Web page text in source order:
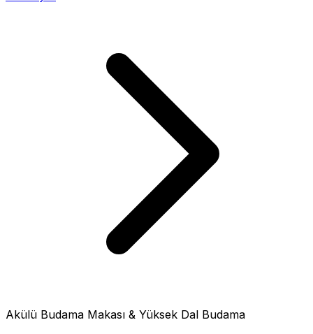
Akülü Budama Makası & Yüksek Dal Budama